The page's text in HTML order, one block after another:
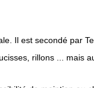
Il est secondé par
rillons ... mais